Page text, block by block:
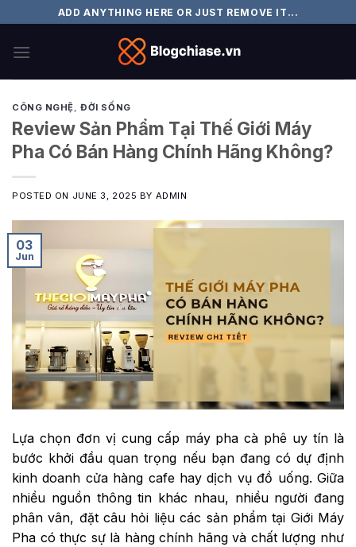
content
ADD ANYTHING HERE OR JUST REMOVE IT...
CÔNG NGHỆ,ĐỜI SỐNG
Review Sản Phẩm Tại Thế Giới Máy
Pha Có Bán Hàng Chính Hãng Không?
POSTED ON JUNE 3, 2025 BY ADMIN
03
Jun
Lựa chọn đơn vị cung cấp máy pha cà phê uy tín là
bước khởi đầu quan trọng nếu bạn đang có dự định
kinh doanh cửa hàng cafe hay dịch vụ đồ uống. Giữa
nhiều nguồn thông tin khác nhau, nhiều người đang
phân vân, đặt câu hỏi liệu các sản phẩm tại Giới Máy
Pha có thực sự là hàng chính hãng và chất lượng như